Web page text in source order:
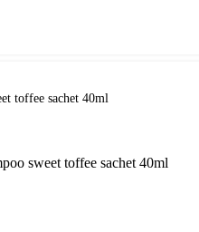
toffee sachet 40ml